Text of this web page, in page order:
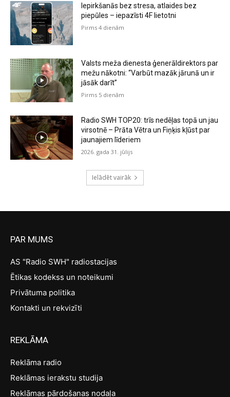
Iepirkšanās bez stresa, atlaides bez
piepūles – iepazīsti 4F lietotni
Pirms 4 dienām
Valsts meža dienesta ģenerāldirektors par
mežu nākotni: “Varbūt mazāk jārunā un ir
jāsāk darīt”
Pirms 5 dienām
Radio SWH TOP20: trīs nedēļas topā un jau
virsotnē – Prāta Vētra un Fiņķis kļūst par
jaunajiem līderiem
2026. gada 31. jūlijs
Ielādēt vairāk
PAR MUMS
AS "Radio SWH" radiostacijas
Ētikas kodekss un noteikumi
Privātuma politika
Kontakti un rekvizīti
REKLĀMA
Reklāma radio
Reklāmas ierakstu studija
Reklāmas pārdošanas nodaļa